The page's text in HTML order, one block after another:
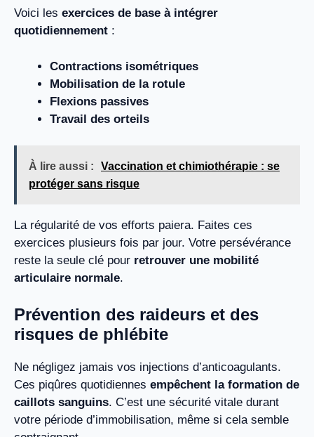
Voici les exercices de base à intégrer
quotidiennement :
Contractions isométriques
Mobilisation de la rotule
Flexions passives
Travail des orteils
À lire aussi :
Vaccination et chimiothérapie : se
protéger sans risque
La régularité de vos efforts paiera. Faites ces
exercices plusieurs fois par jour. Votre persévérance
reste la seule clé pour retrouver une mobilité
articulaire normale.
Prévention des raideurs et des
risques de phlébite
Ne négligez jamais vos injections d’anticoagulants.
Ces piqûres quotidiennes empêchent la formation de
caillots sanguins. C’est une sécurité vitale durant
votre période d’immobilisation, même si cela semble